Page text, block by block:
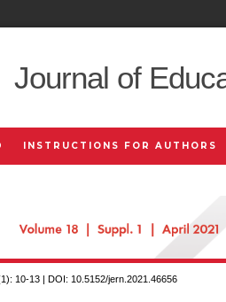
Journal of
INSTRUCTIONS FOR AUTHORS
10-13 | DOI: 10.5152/jern.2021.46656